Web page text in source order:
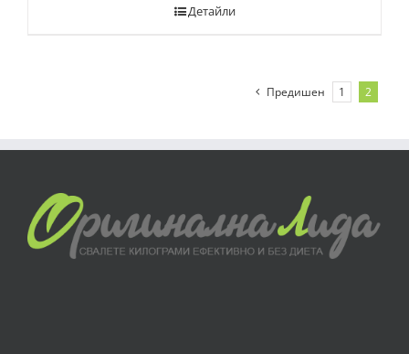
Детайли
Предишен 1 2